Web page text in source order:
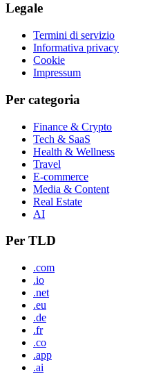
Legale
Termini di servizio
Informativa privacy
Cookie
Impressum
Per categoria
Finance & Crypto
Tech & SaaS
Health & Wellness
Travel
E-commerce
Media & Content
Real Estate
AI
Per TLD
.com
.io
.net
.eu
.de
.fr
.co
.app
.ai